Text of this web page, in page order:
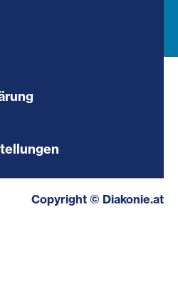
Copyright © Diakonie.at